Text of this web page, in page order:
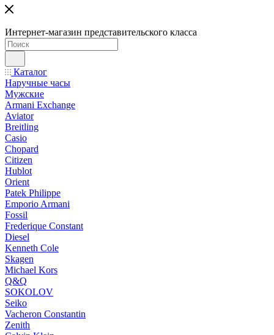
Интернет-магазин представительского класса
Каталог
Наручные часы
Мужские
Armani Exchange
Aviator
Breitling
Casio
Chopard
Citizen
Hublot
Orient
Patek Philippe
Emporio Armani
Fossil
Frederique Constant
Diesel
Kenneth Cole
Skagen
Michael Kors
Q&Q
SOKOLOV
Seiko
Vacheron Constantin
Zenith